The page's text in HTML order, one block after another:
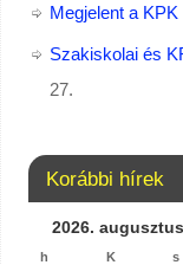
Megjelent a
Szakiskolai és
27.
Korábbi hírek
2026. augusztus
h K s